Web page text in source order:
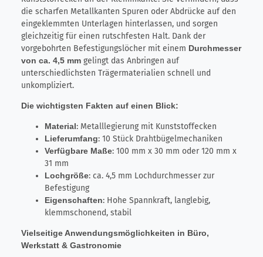
die scharfen Metallkanten Spuren oder Abdrücke auf den
eingeklemmten Unterlagen hinterlassen, und sorgen
gleichzeitig für einen rutschfesten Halt. Dank der
vorgebohrten Befestigungslöcher mit einem Durchmesser
von ca. 4,5 mm gelingt das Anbringen auf
unterschiedlichsten Trägermaterialien schnell und
unkompliziert.
Die wichtigsten Fakten auf einen Blick:
Material: Metalllegierung mit Kunststoffecken
Lieferumfang: 10 Stück Drahtbügelmechaniken
Verfügbare Maße: 100 mm x 30 mm oder 120 mm x
31 mm
Lochgröße: ca. 4,5 mm Lochdurchmesser zur
Befestigung
Eigenschaften: Hohe Spannkraft, langlebig,
klemmschonend, stabil
Vielseitige Anwendungsmöglichkeiten in Büro,
Werkstatt & Gastronomie